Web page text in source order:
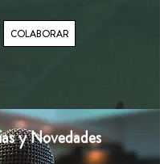
COLABORAR
y Novedades